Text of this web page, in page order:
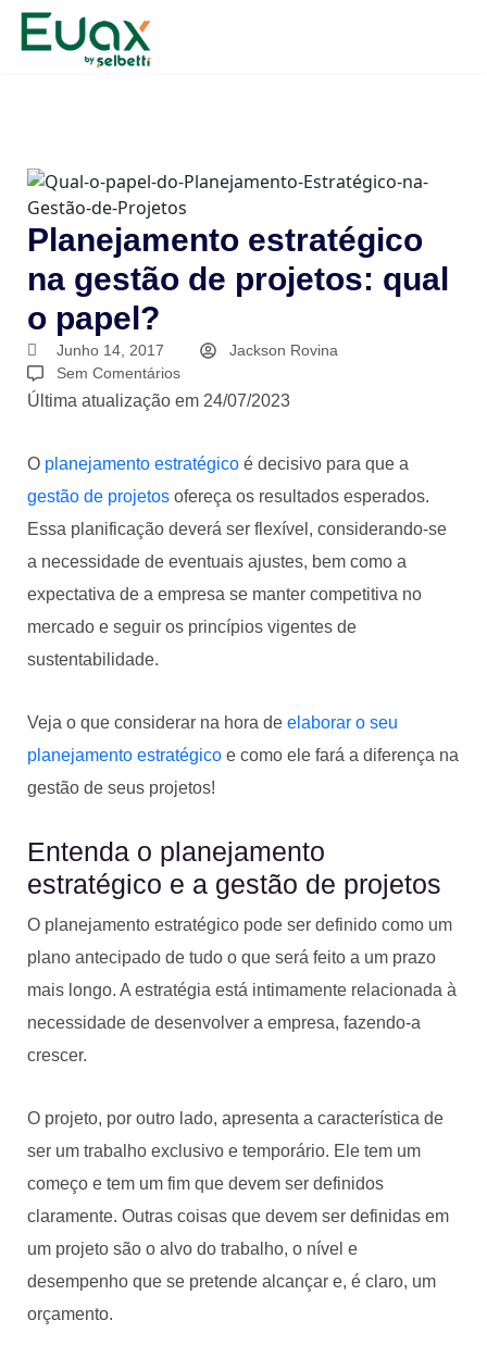
Planejamento estratégico
na gestão de projetos: qual
o papel?
Junho 14, 2017
Jackson Rovina
Sem Comentários
Última atualização em 24/07/2023
O planejamento estratégico é decisivo para que a
gestão de projetos ofereça os resultados esperados.
Essa planificação deverá ser flexível, considerando-se
a necessidade de eventuais ajustes, bem como a
expectativa de a empresa se manter competitiva no
mercado e seguir os princípios vigentes de
sustentabilidade.
Veja o que considerar na hora de elaborar o seu
planejamento estratégico e como ele fará a diferença na
gestão de seus projetos!
Entenda o planejamento
estratégico e a gestão de projetos
O planejamento estratégico pode ser definido como um
plano antecipado de tudo o que será feito a um prazo
mais longo. A estratégia está intimamente relacionada à
necessidade de desenvolver a empresa, fazendo-a
crescer.
O projeto, por outro lado, apresenta a característica de
ser um trabalho exclusivo e temporário. Ele tem um
começo e tem um fim que devem ser definidos
claramente. Outras coisas que devem ser definidas em
um projeto são o alvo do trabalho, o nível e
desempenho que se pretende alcançar e, é claro, um
orçamento.